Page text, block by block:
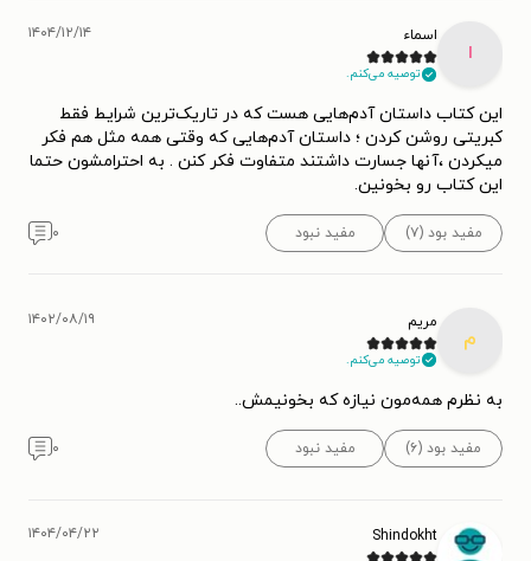
ا
اسماء
توصیه می‌کنم.
۱۴۰۴/۱۲/۱۴
این کتاب داستان آدم‌هایی هست که در تاریک‌ترین شرایط فقط
کبریتی روشن کردن ؛ داستان آدم‌هایی که وقتی همه مثل هم فکر
میکردن ،آنها جسارت داشتند متفاوت فکر کنن . به احترامشون حتما
این کتاب رو بخونین.
مفید بود (۷) مفید نبود ۰
م
مریم
توصیه می‌کنم.
۱۴۰۲/۰۸/۱۹
به نظرم همه‌مون نیازه که بخونیمش..
مفید بود (۶) مفید نبود ۰
Shindokht ۱۴۰۴/۰۴/۲۲